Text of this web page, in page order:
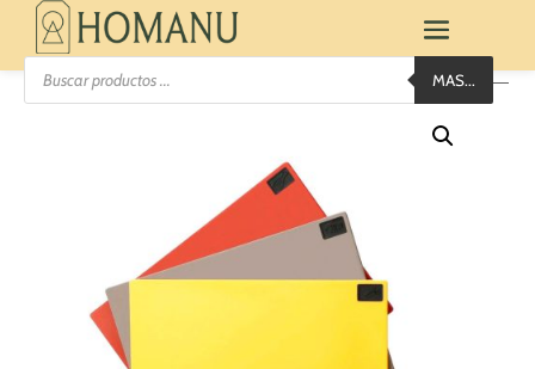
Búsqueda
productos
MAS...